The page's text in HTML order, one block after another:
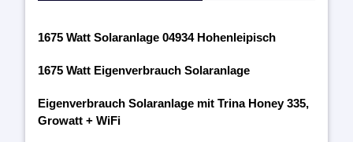
1675 Watt Solaranlage 04934 Hohenleipisch
1675 Watt Eigenverbrauch Solaranlage
Eigenverbrauch Solaranlage mit Trina Honey 335,
Growatt + WiFi